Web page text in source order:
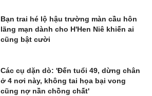
Bạn trai hé lộ hậu trường màn cầu hôn
lãng mạn dành cho H'Hen Niê khiến ai
cũng bật cười
Các cụ dặn dò: 'Đến tuổi 49, dừng chân
ở 4 nơi này, không tai họa bại vong
cũng nợ nần chồng chất'